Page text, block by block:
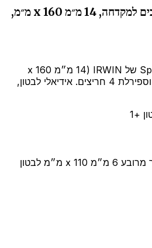
IRWIN סדן ארבעה להבים למקדחה, 14 מ״מ x 160 מ״מ,
מקדח Speedhammer Quad של IRWIN (14 מ״מ x 160
מ״מ) עם קצה קרביד מלא וספירלת 4 חריצים. אידיאלי לבטון,
+1